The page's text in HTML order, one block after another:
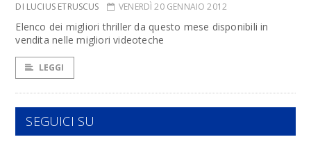
DI LUCIUS ETRUSCUS VENERDÌ 20 GENNAIO 2012
Elenco dei migliori thriller da questo mese disponibili in
vendita nelle migliori videoteche
LEGGI
SEGUICI SU